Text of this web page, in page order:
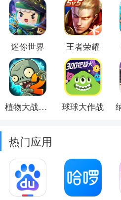
迷你世界 王者荣耀
植物大战僵尸2 球球大作战
热门应用